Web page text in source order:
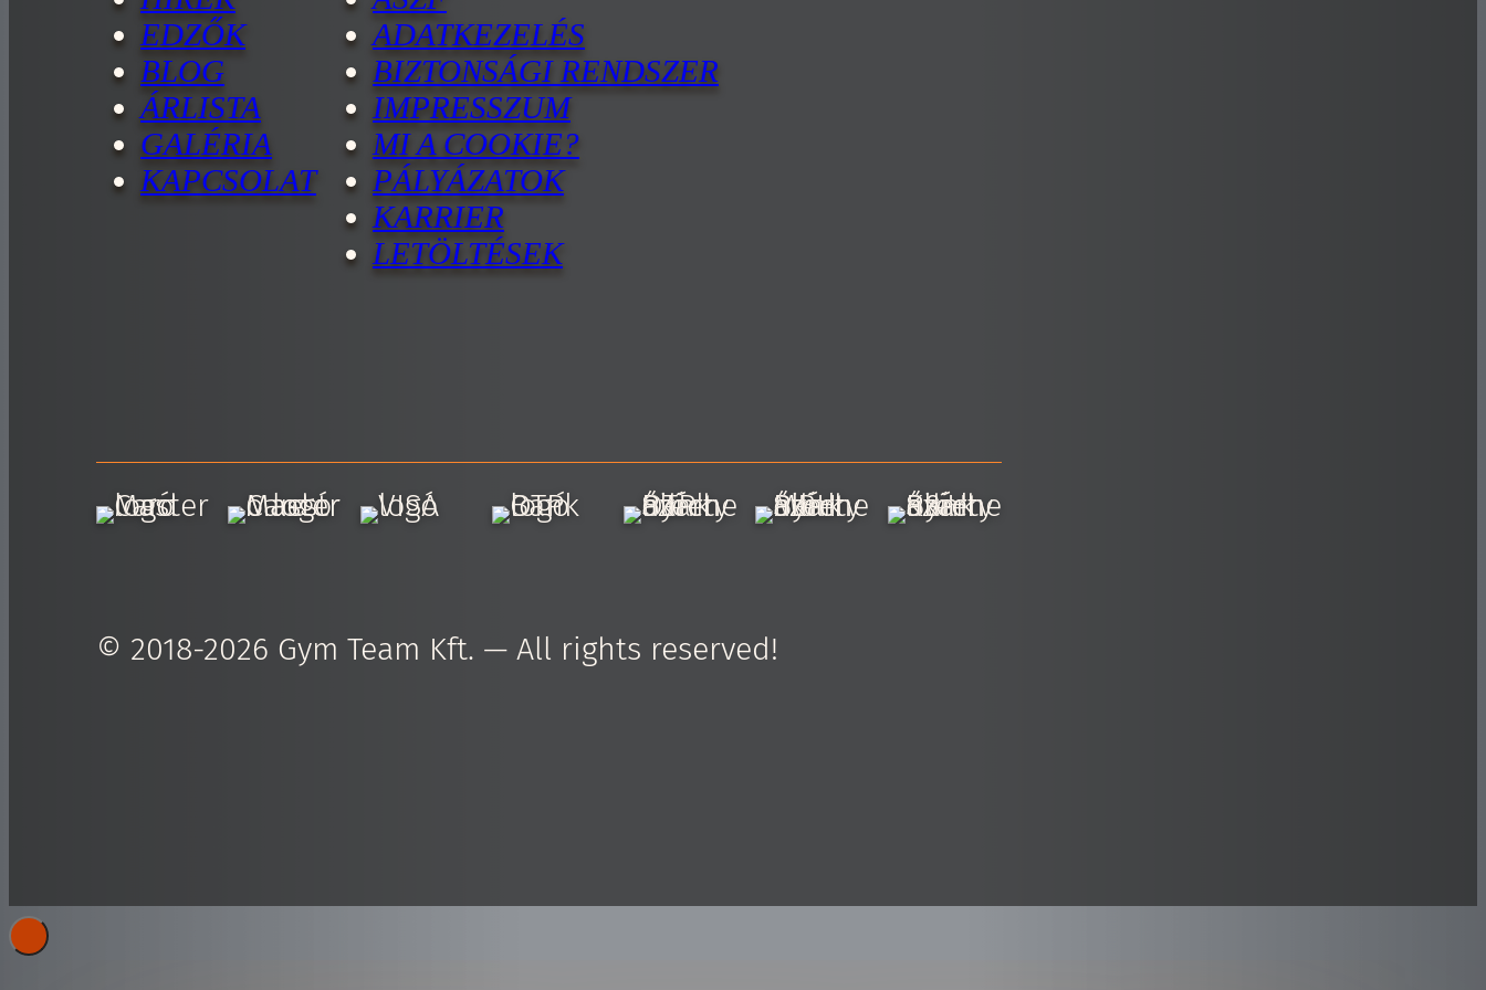
EDZŐK
BLOG
ÁRLISTA
GALÉRIA
KAPCSOLAT
ADATKEZELÉS
BIZTONSÁGI RENDSZER
IMPRESSZUM
MI A COOKIE?
PÁLYÁZATOK
KARRIER
LETÖLTÉSEK
© 2018-2026 Gym Team Kft. — All rights reserved!